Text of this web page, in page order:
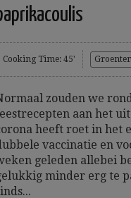
Cooking Time: 45'
zouden we
aan het
heeft roet in het
vaccinatie en
geleden allebei
minder erg te